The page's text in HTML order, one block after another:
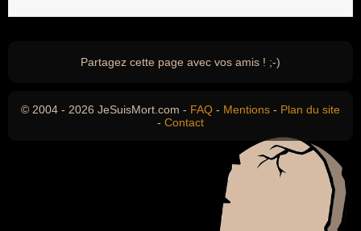
Partagez cette page avec vos amis ! ;-)
© 2004 - 2026 JeSuisMort.com - FAQ - Mentions - Plan du site
- Contact